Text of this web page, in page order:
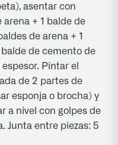
asentar con
arena + 1 balde de
de arena + 1
de cemento de
Pintar el
de 2 partes de
esponja o brocha) y
a nivel con golpes de
Junta entre piezas: 5